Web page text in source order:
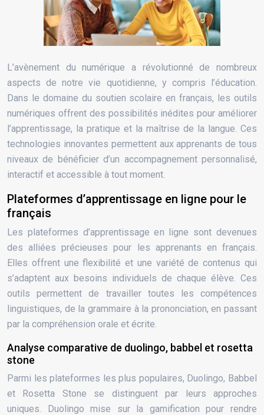
L’avènement du numérique a révolutionné de nombreux
aspects de notre vie quotidienne, y compris l’éducation.
Dans le domaine du soutien scolaire en français, les outils
numériques offrent des possibilités inédites pour améliorer
l’apprentissage, la pratique et la maîtrise de la langue. Ces
technologies innovantes permettent aux apprenants de tous
niveaux de bénéficier d’un accompagnement personnalisé,
interactif et accessible à tout moment.
Plateformes d’apprentissage en ligne pour le
français
Les plateformes d’apprentissage en ligne sont devenues
des alliées précieuses pour les apprenants en français.
Elles offrent une flexibilité et une variété de contenus qui
s’adaptent aux besoins individuels de chaque élève. Ces
outils permettent de travailler toutes les compétences
linguistiques, de la grammaire à la prononciation, en passant
par la compréhension orale et écrite.
Analyse comparative de duolingo, babbel et rosetta
stone
Parmi les plateformes les plus populaires, Duolingo, Babbel
et Rosetta Stone se distinguent par leurs approches
uniques. Duolingo mise sur la gamification pour rendre